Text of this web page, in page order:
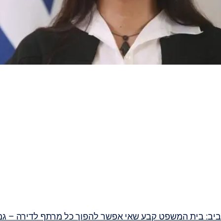
בית המשפט קבע שאי אפשר להפוך כל מרתף לדירה –